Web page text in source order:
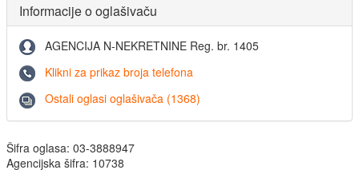
Informacije o oglašivaču
AGENCIJA N-NEKRETNINE Reg. br. 1405
Klikni za prikaz broja telefona
Ostali oglasi oglašivača (1368)
Šifra oglasa: 03-3888947
Agencijska šifra: 10738